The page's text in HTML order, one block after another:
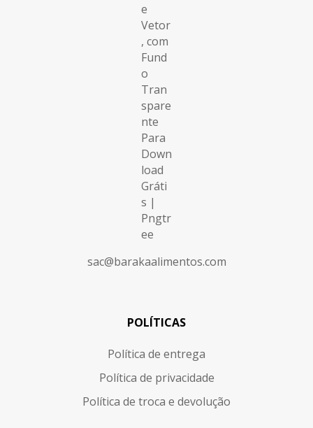
sac@barakaalimentos.com
POLÍTICAS
Política de entrega
Política de privacidade
Política de troca e devolução